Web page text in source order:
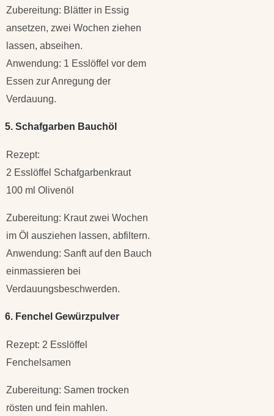
Zubereitung: Blätter in Essig
ansetzen, zwei Wochen ziehen
lassen, abseihen.
Anwendung: 1 Esslöffel vor dem
Essen zur Anregung der
Verdauung.
5. Schafgarben Bauchöl
Rezept:
2 Esslöffel Schafgarbenkraut
100 ml Olivenöl
Zubereitung: Kraut zwei Wochen
im Öl ausziehen lassen, abfiltern.
Anwendung: Sanft auf den Bauch
einmassieren bei
Verdauungsbeschwerden.
6. Fenchel Gewürzpulver
Rezept: 2 Esslöffel
Fenchelsamen
Zubereitung: Samen trocken
rösten und fein mahlen.